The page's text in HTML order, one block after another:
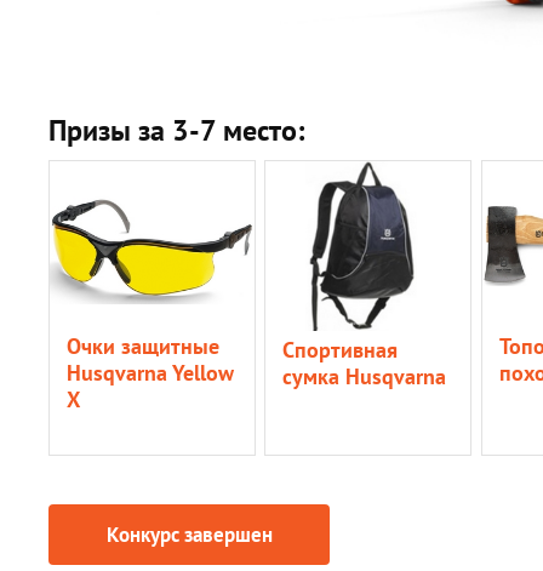
Призы за 3-7 место:
Очки защитные
Husqvarna Yellow
X
Спортивная
сумка Husqvarna
Конкурс завершен